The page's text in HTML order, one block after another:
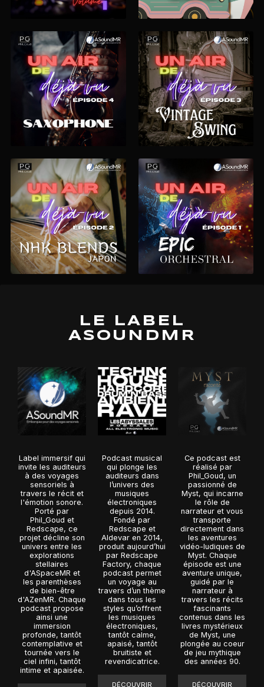
LE LABEL
ASOUNDMR
Label immersif qui
invite les auditeurs
à des voyages
sensoriels à
travers le récit et
l'émotion sonore.
Porté par
Phil_Goud et
Redscape, ce
projet décline son
univers entre les
explorations
stellaires
d'ASpaceMR et
les parenthèses
de bien-être
d'AZenMR. Chaque
podcast propose
ainsi une
immersion
profonde, tantôt
contemplative et
tournée vers le
ciel infini, tantôt
intime et apaisée.
Podcast musical
qui plonge les
auditeurs dans
l’univers des
musiques
électroniques
depuis 2014.
Fondé par
Redscape et
Aldevar en 2014,
produit aujourd’hui
par Redscape
Factory, chaque
podcast permet
un voyage au
travers d’un thème
dans tous les
styles qu’offrent
les musiques
électroniques,
tantôt calme,
apaisé, tantôt
bruitiste et
revendicatrice.
DÉCOUVRIR
Ce podcast est
réalisé par
Phil_Goud, un
passionné de
Myst, qui incarne
le rôle de
narrateur et vous
transporte
directement dans
les aventures
vidéo-ludiques de
Myst. Chaque
épisode est une
aventure unique,
guidé par le
narrateur à
travers les récits
fascinants
contenus dans les
livres mystérieux
de Myst, une
plongée au coeur
de jeu mythique
des années 90.
DÉCOUVRIR